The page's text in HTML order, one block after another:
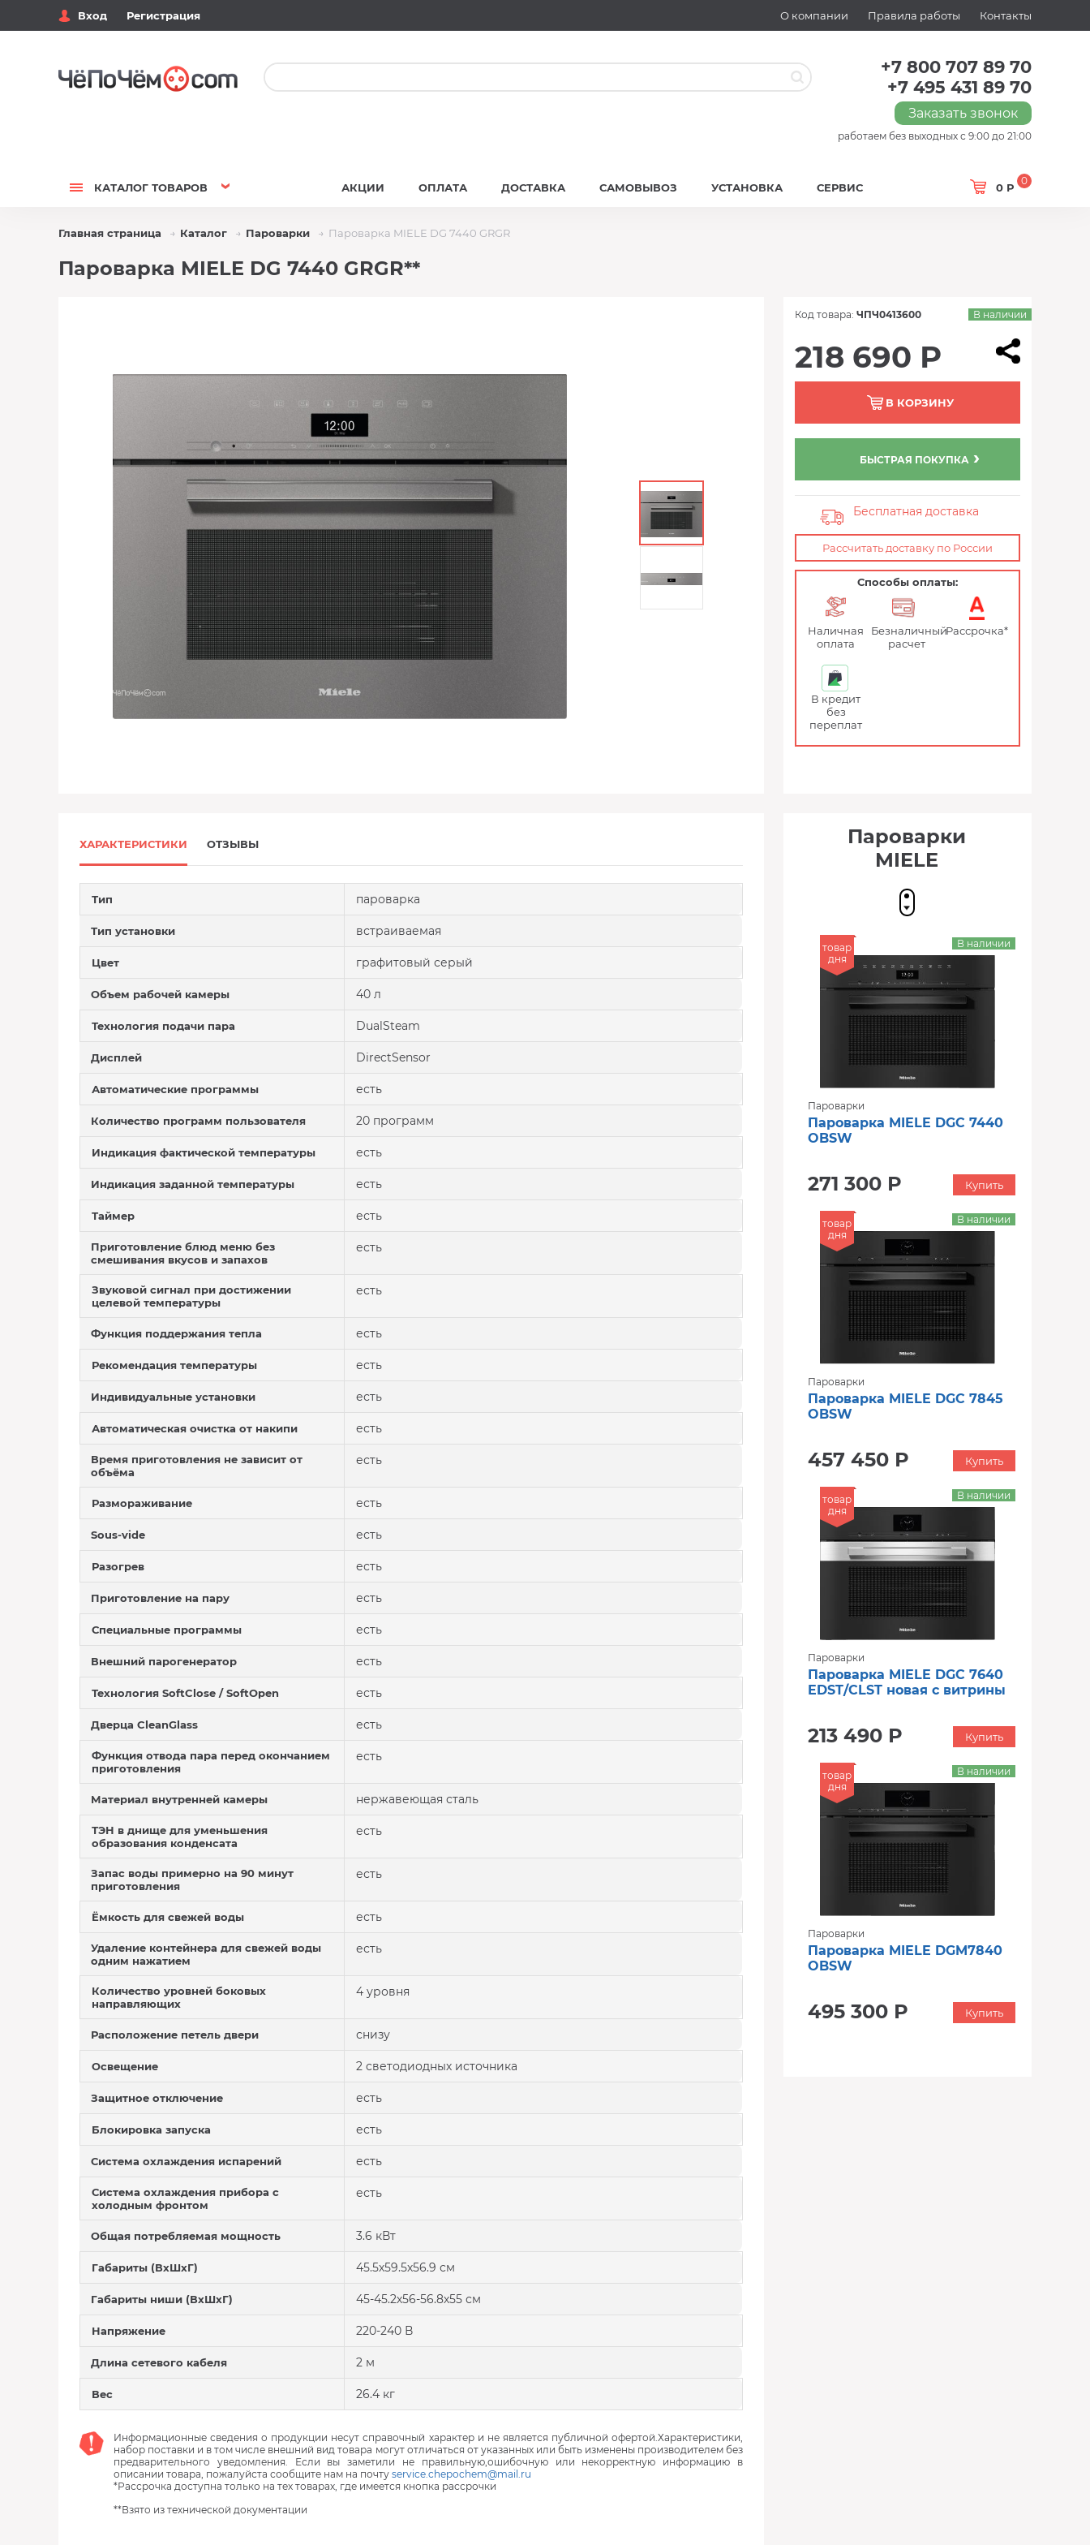
Вход Регистрация О компании Правила работы Контакты
+7 800 707 89 70
+7 495 431 89 70
Заказать звонок
работаем без выходных с 9:00 до 21:00
КАТАЛОГ ТОВАРОВ 0 Р
0
АКЦИИ ОПЛАТА ДОСТАВКА САМОВЫВОЗ УСТАНОВКА СЕРВИС
Главная страница Каталог Пароварки Пароварка MIELE DG 7440 GRGR
Пароварка MIELE DG 7440 GRGR**
Код товара: ЧПЧ0413600 В наличии
218 690 Р
В КОРЗИНУ
БЫСТРАЯ ПОКУПКА
Бесплатная доставка
Рассчитать доставку по России
Способы оплаты:
Наличная
оплата
Безналичный
расчет
Рассрочка*
В кредит
без
переплат
ХАРАКТЕРИСТИКИ ОТЗЫВЫ
Тип пароварка
Тип установки встраиваемая
Цвет графитовый серый
Объем рабочей камеры 40 л
Технология подачи пара DualSteam
Дисплей DirectSensor
Автоматические программы есть
Количество программ пользователя 20 программ
Индикация фактической температуры есть
Индикация заданной температуры есть
Таймер есть
Приготовление блюд меню без
смешивания вкусов и запахов
есть
Звуковой сигнал при достижении
целевой температуры
есть
Функция поддержания тепла есть
Рекомендация температуры есть
Индивидуальные установки есть
Автоматическая очистка от накипи есть
Время приготовления не зависит от
объёма
есть
Размораживание есть
Sous-vide есть
Разогрев есть
Приготовление на пару есть
Специальные программы есть
Внешний парогенератор есть
Технология SoftClose / SoftOpen есть
Дверца CleanGlass есть
Функция отвода пара перед окончанием
приготовления
есть
Материал внутренней камеры нержавеющая сталь
ТЭН в днище для уменьшения
образования конденсата
есть
Запас воды примерно на 90 минут
приготовления
есть
Ёмкость для свежей воды есть
Удаление контейнера для свежей воды
одним нажатием
есть
Количество уровней боковых
направляющих
4 уровня
Расположение петель двери снизу
Освещение 2 светодиодных источника
Защитное отключение есть
Блокировка запуска есть
Система охлаждения испарений есть
Система охлаждения прибора с
холодным фронтом
есть
Общая потребляемая мощность 3.6 кВт
Габариты (ВхШхГ) 45.5х59.5х56.9 см
Габариты ниши (ВхШхГ) 45-45.2х56-56.8х55 см
Напряжение 220-240 В
Длина сетевого кабеля 2 м
Вес 26.4 кг
Информационные сведения о продукции несут справочный характер и не является публичной офертой.Характеристики,
набор поставки и в том числе внешний вид товара могут отличаться от указанных или быть изменены производителем без
предварительного уведомления. Если вы заметили не правильную,ошибочную или некорректную информацию в
описании товара, пожалуйста сообщите нам на почту service.chepochem@mail.ru
*Рассрочка доступна только на тех товарах, где имеется кнопка рассрочки
**Взято из технической документации
Пароварки
MIELE
товар
дня
Пароварки
Пароварка MIELE DGC 7440
OBSW
271 300 Р
В наличии
Купить
товар
дня
Пароварки
Пароварка MIELE DGC 7845
OBSW
457 450 Р
В наличии
Купить
товар
дня
Пароварки
Пароварка MIELE DGC 7640
EDST/CLST новая с витрины
213 490 Р
В наличии
Купить
товар
дня
Пароварки
Пароварка MIELE DGM7840
OBSW
495 300 Р
В наличии
Купить